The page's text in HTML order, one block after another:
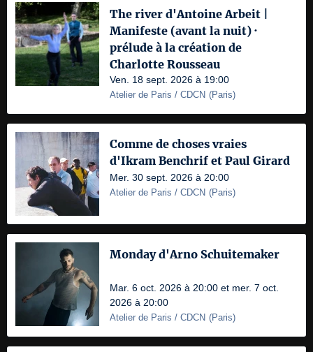
The river d'Antoine Arbeit |
Manifeste (avant la nuit) ·
prélude à la création de
Charlotte Rousseau
Ven. 18 sept. 2026 à 19:00
Atelier de Paris / CDCN (Paris)
Comme de choses vraies
d'Ikram Benchrif et Paul Girard
Mer. 30 sept. 2026 à 20:00
Atelier de Paris / CDCN (Paris)
Monday d'Arno Schuitemaker
Mar. 6 oct. 2026 à 20:00 et mer. 7 oct.
2026 à 20:00
Atelier de Paris / CDCN (Paris)